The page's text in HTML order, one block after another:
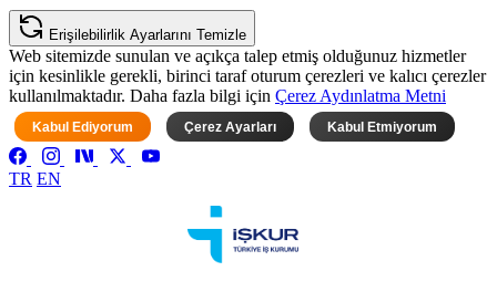
Erişilebilirlik Ayarlarını Temizle
Web sitemizde sunulan ve açıkça talep etmiş olduğunuz hizmetler
için kesinlikle gerekli, birinci taraf oturum çerezleri ve kalıcı çerezler
kullanılmaktadır. Daha fazla bilgi için Çerez Aydınlatma Metni
Kabul Ediyorum Çerez Ayarları Kabul Etmiyorum
TR EN